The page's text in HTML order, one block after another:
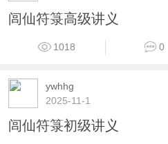
闾仙符箓高级讲义
1018 0
ywhhg
2025-11-1
闾仙符箓初级讲义